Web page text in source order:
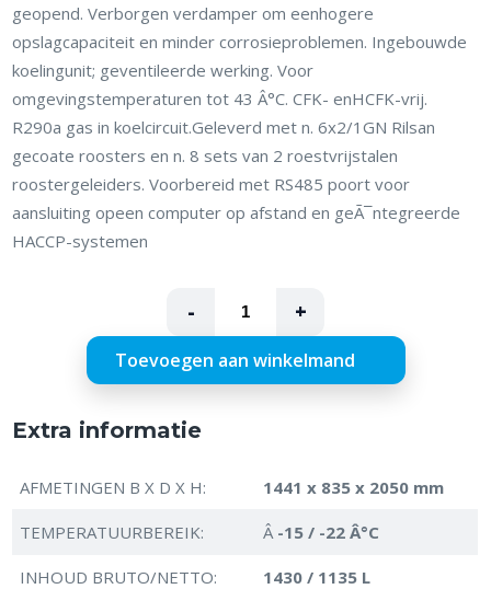
geopend. Verborgen verdamper om eenhogere
opslagcapaciteit en minder corrosieproblemen. Ingebouwde
koelingunit; geventileerde werking. Voor
omgevingstemperaturen tot 43 Â°C. CFK- enHCFK-vrij.
R290a gas in koelcircuit.Geleverd met n. 6x2/1GN Rilsan
gecoate roosters en n. 8 sets van 2 roestvrijstalen
roostergeleiders. Voorbereid met RS485 poort voor
aansluiting opeen computer op afstand en geÃ¯ntegreerde
HACCP-systemen
- +
Toevoegen aan winkelmand
Extra informatie
AFMETINGEN B X D X H: 1441 x 835 x 2050 mm
TEMPERATUURBEREIK: Â -15 / -22 Â°C
INHOUD BRUTO/NETTO: 1430 / 1135 L